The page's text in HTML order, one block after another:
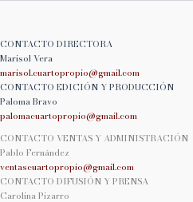
CONTACTO DIRECTORA
Marisol Vera
marisol.cuartopropio@gmail.com
CONTACTO EDICIÓN Y PRODUCCIÓN
Paloma Bravo
palomacuartopropio@gmail.com
CONTACTO VENTAS Y ADMINISTRACIÓN
Pablo Fernández
ventascuartopropio@gmail.com
CONTACTO DIFUSIÓN Y PRENSA
Carolina Pizarro